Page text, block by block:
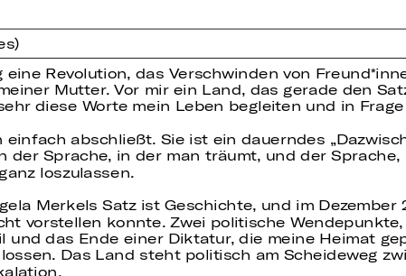
Revolution, das Verschwinden von
Mutter. Vor mir ein Land, das gerade den
diese Worte mein Leben begleiten und in
abschließt. Sie ist ein dauerndes
der Sprache, in der man träumt, und der
loszulassen.
Merkels Satz ist Geschichte, und im Dezember
vorstellen konnte. Zwei politische
und das Ende einer Diktatur, die meine Heimat
Das Land steht politisch am Scheideweg